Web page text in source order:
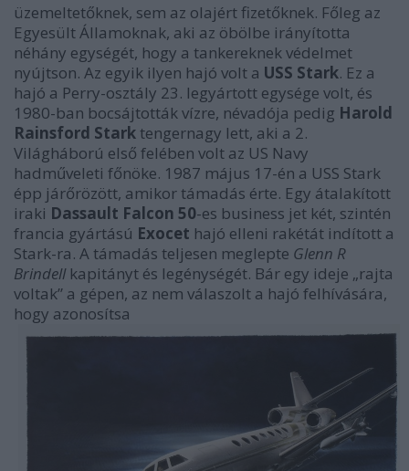
üzemeltetőknek, sem az olajért fizetőknek. Főleg az
Egyesült Államoknak, aki az öbölbe irányította
néhány egységét, hogy a tankereknek védelmet
nyújtson. Az egyik ilyen hajó volt a USS Stark. Ez a
hajó a Perry-osztály 23. legyártott egysége volt, és
1980-ban bocsájtották vízre, névadója pedig Harold
Rainsford Stark tengernagy lett, aki a 2.
Világháború első felében volt az US Navy
hadműveleti főnöke. 1987 május 17-én a USS Stark
épp járőrözött, amikor támadás érte. Egy átalakított
iraki Dassault Falcon 50-es business jet két, szintén
francia gyártású Exocet hajó elleni rakétát indított a
Stark-ra. A támadás teljesen meglepte Glenn R
Brindellkapitányt és legénységét. Bár egy ideje „rajta
voltak” a gépen, az nem válaszolt a hajó felhívására,
hogy azonosítsa